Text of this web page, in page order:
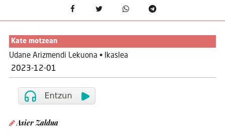
Kate motzean
Udane Arizmendi Lekuona • Ikaslea
2023-12-01
Asier Zaldua